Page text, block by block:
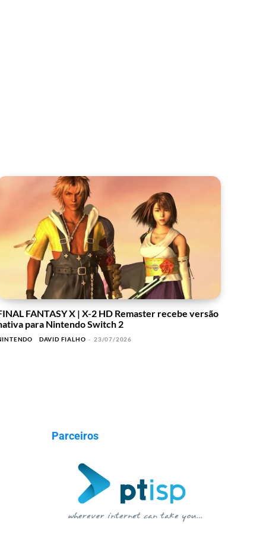
FANTASY X | X-2 HD Remaster recebe versão
para Nintendo Switch 2
DAVID FIALHO - 23/07/2026
Parceiros